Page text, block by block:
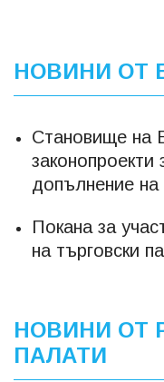
НОВИНИ ОТ
Становище на
законопроекти
допълнение на
Покана за
на търговски
НОВИНИ ОТ
ПАЛАТИ